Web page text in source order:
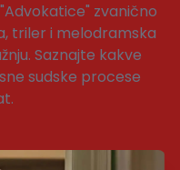
zvanično
triler i melodramska
Saznajte kakve
sudske procese